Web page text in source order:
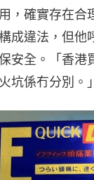
，確實存在合
成違法，但他
安全。「香港
坑係冇分別。」